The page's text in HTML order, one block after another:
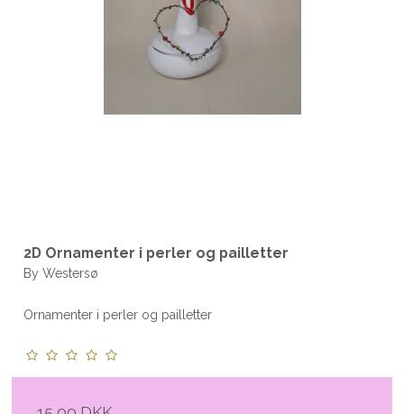
2D Ornamenter i perler og pailletter
By Westersø
Ornamenter i perler og pailletter